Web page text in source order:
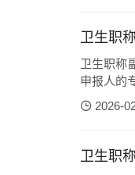
卫生职
卫生职称
申报人的
2026-
卫生职